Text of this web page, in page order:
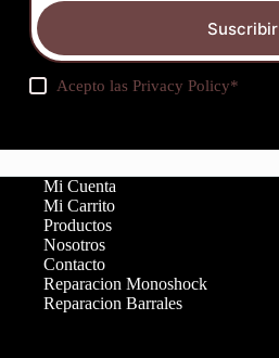
Suscribir
Acepto lasPrivacy Policy*
Mi Cuenta
Mi Carrito
Productos
Nosotros
Contacto
Reparacion Monoshock
Reparacion Barrales